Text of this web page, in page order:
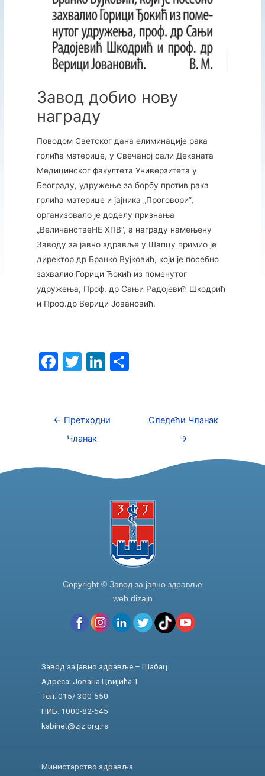
Завод добио нову
награду
Поводом Светског дана елиминације рака
грлића материце, у Свечаној сали Деканата
Медицинског факултета Универзитета у
Београду, удружење за борбу против рака
грлића материце и јајника „Проговори”,
организовало је доделу признања
„ВеличанствеНЕ ХПВ”, а награду намењену
Заводу за јавно здравље у Шапцу примио је
директор др Бранко Вујковић, који је посебно
захвалио Горици Ђокић из поменутог
удружења, Проф. др Сањи Радојевић Шкодрић
и Проф.др Верици Јовановић.
F
e
b
o
T
er
Li
e
S
← Претходни
Чланак
Следећи Чланак
→
Copyright © Завод за јавно здравље
web dizajn
Завод за јавно здравље – Шабац
Адреса: Јована Цвијића 1
Тел. 015/ 300-550
ПИБ: 1000-82-545
kabinet@zjz.org.rs
Министарство здравља